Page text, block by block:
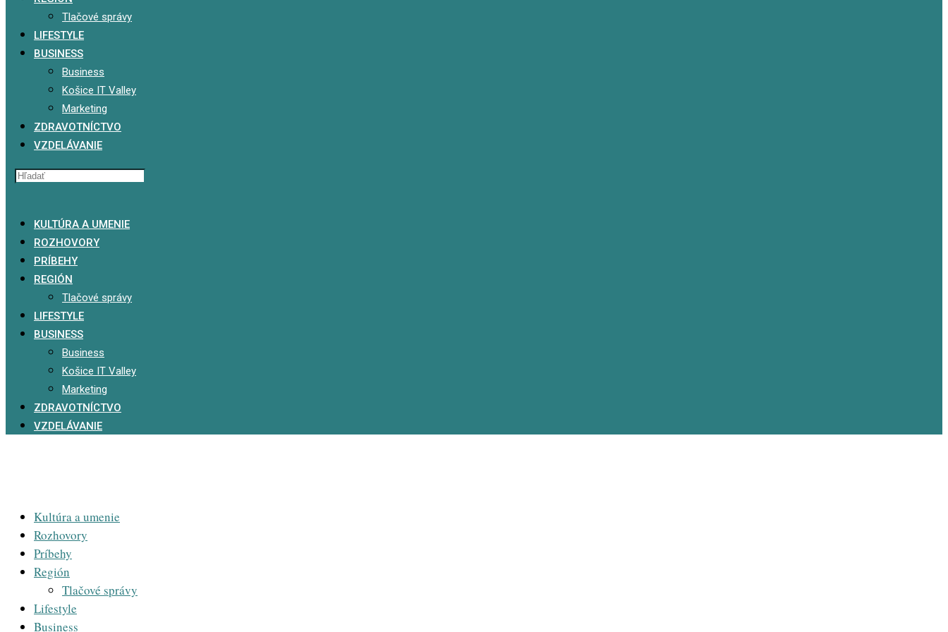
Tlačové správy
LIFESTYLE
BUSINESS
Business
Košice IT Valley
Marketing
ZDRAVOTNÍCTVO
VZDELÁVANIE
KULTÚRA A UMENIE
ROZHOVORY
PRÍBEHY
REGIÓN
Tlačové správy
LIFESTYLE
BUSINESS
Business
Košice IT Valley
Marketing
ZDRAVOTNÍCTVO
VZDELÁVANIE
Kultúra a umenie
Rozhovory
Príbehy
Región
Tlačové správy
Lifestyle
Business